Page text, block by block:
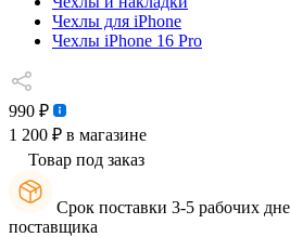
Чехлы для iPhone
Чехлы iPhone 16 Pro
990 ₽
1 200 ₽ в магазине
Товар под заказ
Срок поставки 3-5 рабочих
поставщика